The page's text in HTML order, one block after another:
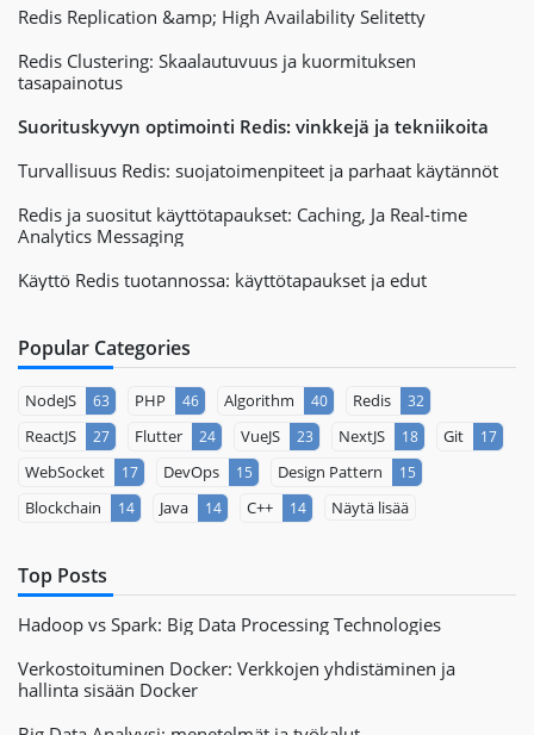
Redis Replication &amp; High Availability Selitetty
Redis Clustering: Skaalautuvuus ja kuormituksen
tasapainotus
Suorituskyvyn optimointi Redis: vinkkejä ja tekniikoita
Turvallisuus Redis: suojatoimenpiteet ja parhaat käytännöt
Redis ja suositut käyttötapaukset: Caching, Ja Real-time
Analytics Messaging
Käyttö Redis tuotannossa: käyttötapaukset ja edut
Popular Categories
NodeJS 63 PHP 46 Algorithm 40 Redis 32
ReactJS 27 Flutter 24 VueJS 23 NextJS 18 Git 17
WebSocket 17 DevOps 15 Design Pattern 15
Blockchain 14 Java 14 C++ 14 Näytä lisää
Top Posts
Hadoop vs Spark: Big Data Processing Technologies
Verkostoituminen Docker: Verkkojen yhdistäminen ja
hallinta sisään Docker